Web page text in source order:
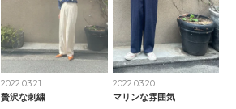
2022.03.21
贅沢な刺繍
2022.03.20
マリンな雰囲気